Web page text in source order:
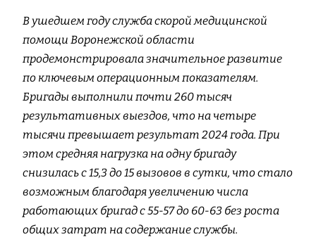
В ушедшем году служба скорой медицинской
помощи Воронежской области
продемонстрировала значительное развитие
по ключевым операционным показателям.
Бригады выполнили почти 260 тысяч
результативных выездов, что на четыре
тысячи превышает результат 2024 года. При
этом средняя нагрузка на одну бригаду
снизилась с 15,3 до 15 вызовов в сутки, что стало
возможным благодаря увеличению числа
работающих бригад с 55-57 до 60-63 без роста
общих затрат на содержание службы.